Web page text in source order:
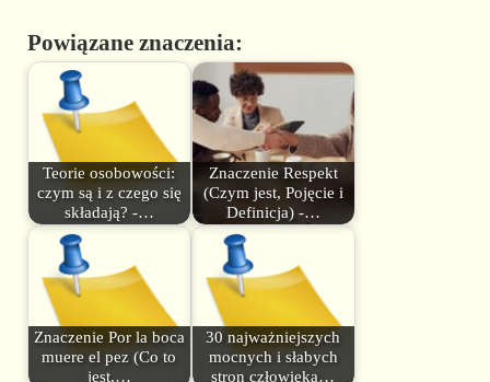
Powiązane znaczenia:
Teorie osobowości:
czym są i z czego się
składają? -…
Znaczenie Respekt
(Czym jest, Pojęcie i
Definicja) -…
Znaczenie Por la boca
muere el pez (Co to
jest,…
30 najważniejszych
mocnych i słabych
stron człowieka…